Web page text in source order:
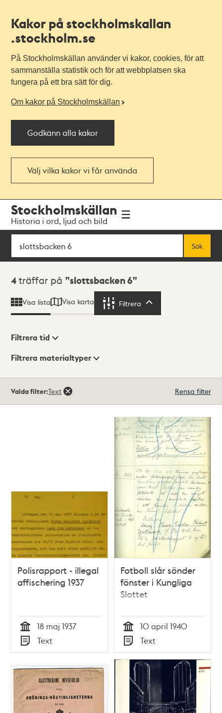
Kakor på stockholmskallan
.stockholm.se
På Stockholmskällan använder vi kakor, cookies, för att
sammanställa statistik och för att webbplatsen ska
fungera på ett bra sätt för dig.
Om kakor på Stockholmskällan
Godkänn alla kakor
Välj vilka kakor vi får använda
navigationen
huvudinnehållet
Stockholmskällan
Historia i ord, ljud och bild
Sök
Sök
Sökresultat
4 träffar på slottsbacken 6
Visa lista Visa karta Filtrera
Visningsläge
Filtrera tid
Filtrera materialtyper
träffar
Valda filter:Text Rensa filter
Polisrapport - illegal
affischering 1937
Tid
18 maj 1937
Typ
Text
Fotboll slår sönder
fönster i Kungliga
Slottet
Tid
10 april 1940
Typ
Text